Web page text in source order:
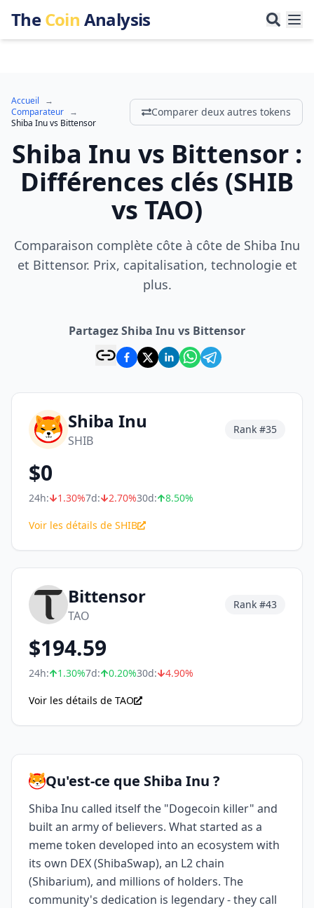
TheCoin Analysis
Accueil
→
Comparateur →
Shiba Inuvs Bittensor
Comparer deux autres tokens
Shiba Inu vs Bittensor :
Différences clés (SHIB
vs TAO)
Comparaison complète côte à côte de Shiba Inu
et Bittensor. Prix, capitalisation, technologie et
plus.
Partagez Shiba Inu vs Bittensor
Shiba Inu
SHIB
Rank #35
$0
24h: 1.30%7d: 2.70%30d: 8.50%
Voir les détails de SHIB
Bittensor
TAO
Rank #43
$194.59
24h: 1.30%7d: 0.20%30d: 4.90%
Voir les détails de TAO
Qu'est-ce que Shiba Inu ?
Shiba Inu called itself the "Dogecoin killer" and
built an army of believers. What started as a
meme token developed into an ecosystem with
its own DEX (ShibaSwap), an L2 chain
(Shibarium), and millions of holders. The
community's dedication is legendary - they call